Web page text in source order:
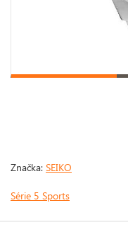
Značka: SEIKO
Série 5 Sports